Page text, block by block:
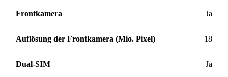
Frontkamera Ja
Auflösung der Frontkamera (Mio. Pixel) 18
Dual-SIM Ja